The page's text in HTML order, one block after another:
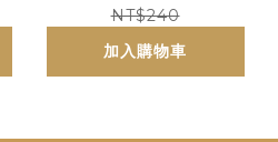
NT$240
加入購物車